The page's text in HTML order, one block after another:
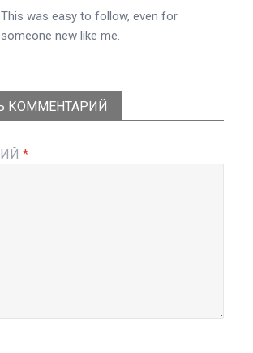
This was easy to follow, even for
someone new like me.
КОММЕНТАРИЙ
*